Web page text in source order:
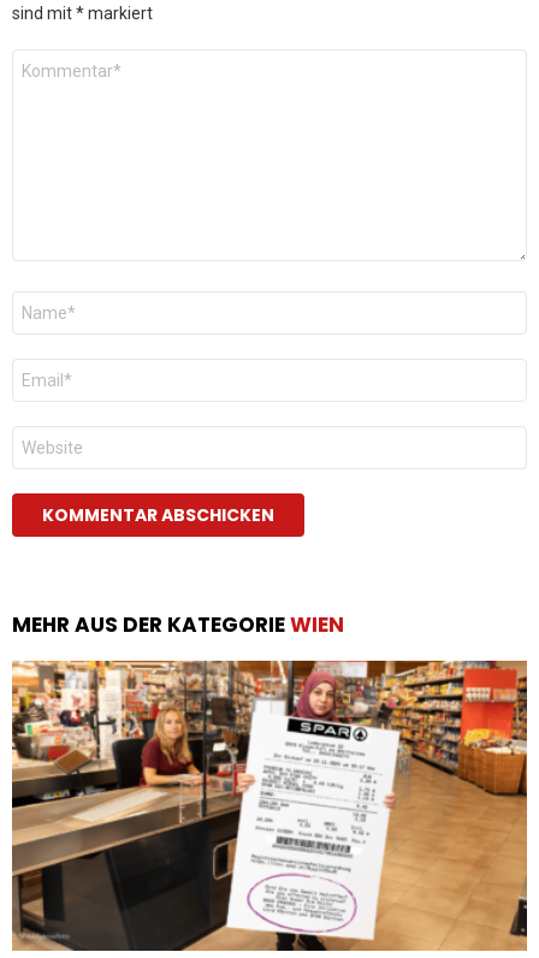
sind mit*markiert
Kommentar
Name
E-
Mail
*
Website
MEHR AUS DER KATEGORIEWIEN